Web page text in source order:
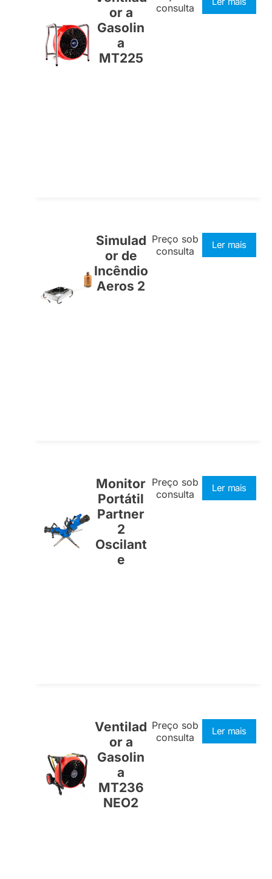
or a
Gasolin
a
MT225
consulta
Simulad
or de
Incêndio
Aeros 2
Preço sob
consulta
Ler mais
Monitor
Portátil
Partner
2
Oscilant
e
Preço sob
consulta
Ler mais
Ventilad
or a
Gasolin
a
MT236
NEO2
Preço sob
consulta
Ler mais